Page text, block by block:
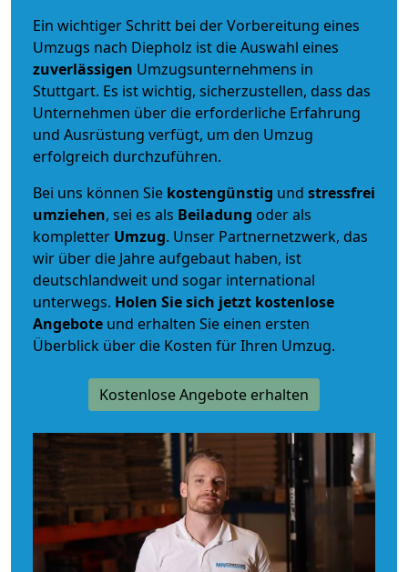
Ein wichtiger Schritt bei der Vorbereitung eines
Umzugs nach Diepholz ist die Auswahl eines
zuverlässigen Umzugsunternehmens in
Stuttgart. Es ist wichtig, sicherzustellen, dass das
Unternehmen über die erforderliche Erfahrung
und Ausrüstung verfügt, um den Umzug
erfolgreich durchzuführen.
Bei uns können Sie kostengünstig und stressfrei
umziehen, sei es als Beiladung oder als
kompletter Umzug. Unser Partnernetzwerk, das
wir über die Jahre aufgebaut haben, ist
deutschlandweit und sogar international
unterwegs. Holen Sie sich jetzt kostenlose
Angebote und erhalten Sie einen ersten
Überblick über die Kosten für Ihren Umzug.
Kostenlose Angebote erhalten